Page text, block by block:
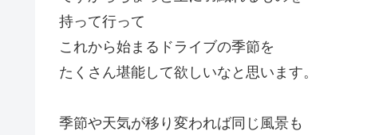
持って行って
これから始まるドライブの季節を
たくさん堪能して欲しいなと思います。
季節や天気が移り変われば同じ風景も